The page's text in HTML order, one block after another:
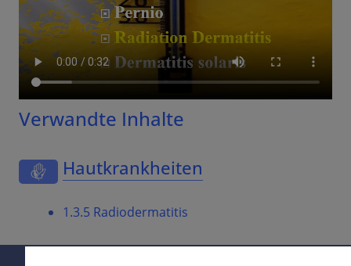
Verwandte Inhalte
Hautkrankheiten
1.3.5 Radiodermatitis